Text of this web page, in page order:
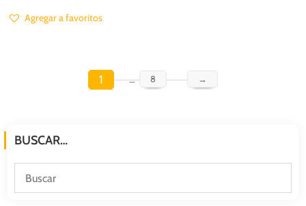
Agregar a favoritos
1 … 8 →
BUSCAR…